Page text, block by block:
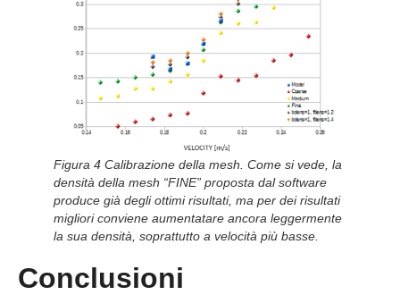
Figura 4 Calibrazione della mesh. Come si vede, la
densità della mesh “FINE” proposta dal software
produce già degli ottimi risultati, ma per dei risultati
migliori conviene aumentatare ancora leggermente
la sua densità, soprattutto a velocità più basse.
Conclusioni